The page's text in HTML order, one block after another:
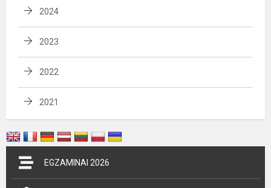
2024
2023
2022
2021
EGZAMINAI 2026